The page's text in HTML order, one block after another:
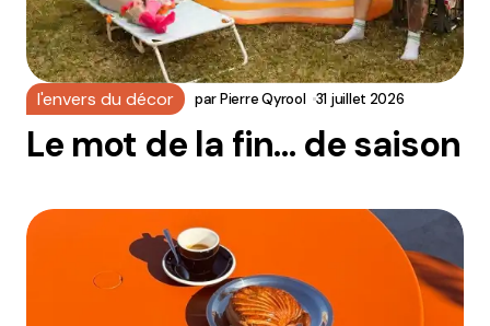
l'envers du décor parPierre Qyrool 31 juillet 2026
Le mot de la fin… de saison